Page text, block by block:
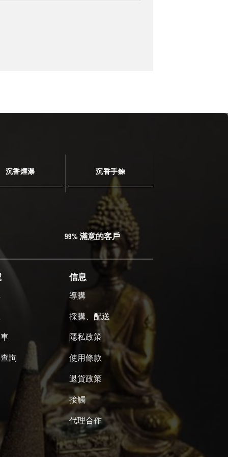
沉香煙瀑 沉香手鍊
99% 滿意的客戶
詢
信息
導購
採購、配送
隱私政策
使用條款
退貨政策
接觸
代理合作